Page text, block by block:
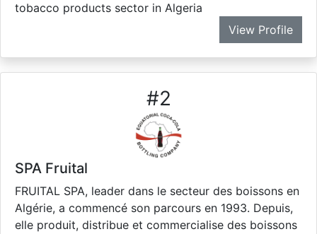
tobacco products sector in Algeria
View Profile
#2
SPA Fruital
FRUITAL SPA, leader dans le secteur des boissons en
Algérie, a commencé son parcours en 1993. Depuis,
elle produit, distribue et commercialise des boissons